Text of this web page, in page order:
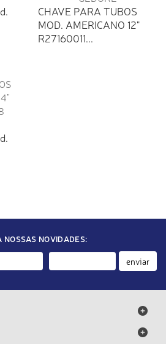
CHAVE PARA TUBOS
MOD. AMERICANO 12"
R27160011...
NOSSAS NOVIDADES:
enviar